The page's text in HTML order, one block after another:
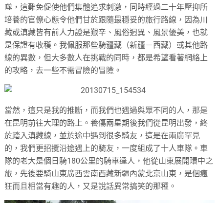
噬，這難免促使他們集體追求刺激，同時經過二十年壓抑所
培養的官僚心態令他們甘於跟隨最穩妥的旅行路線，因為川
藏或滇藏皆有前人力證是艱辛、風俗迵異、風景優美，也就
是保證有收穫。我佩服那些騎疆藏（新疆－西藏）或其他路
線的異數，但大多數人在挑戰的同時，都是希望看著網絡上
的攻略，去一些不需冒險的冒險。
當然，這只是我的推斷，而我們也遇過與眾不同的人，那是
在昆明前往大理的路上。養傷兩星期後我們從昆明出發，終
於踏入滇藏線，並於途中遇到很多騎友，這是在兩廣罕見
的，我們更招攬沿途遇上的騎友，一度組成了十人車隊。車
隊的老大是個日騎180公里的騎車達人，他從山東展開環中之
旅，先後要騎山東廣西雲南西藏新疆內蒙北京山東，是個瘋
狂而且相當有趣的人，又是說話異常搞笑的那種。